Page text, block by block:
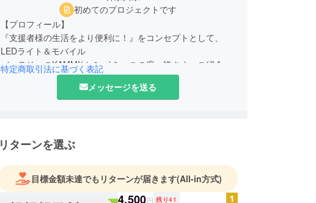
初めてのプロジェクトです
【プロフィール】
『支援者様の生活をより便利に！』をコンセプトとして、
LEDライト＆モバイル
バッテリーのKAMMI(カミィ)を、この度、皆さまへご紹介い
たします。
てJapan4World合同会社が商品開発しました。
お子様を含めどなたでも便利に快適に使える様に、「肩掛け
用ストラップベルト(長さ調節機能付き)」も新規開発しまし
特定商取引法に基づく表記
メッセージを送る
リターンを選ぶ
目標金額未達でもリターンが届きます(All-in方式)
4,500円 残り41